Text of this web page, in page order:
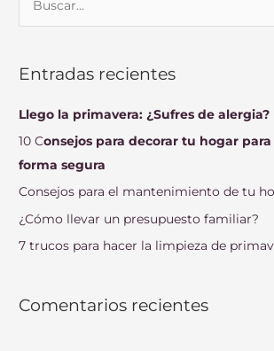
c
r
:
Entradas recientes
Llego la primavera: ¿Sufres de alergia?
10 Consejos para decorar tu hogar
forma segura
Consejos para el mantenimiento de tu
¿Cómo llevar un presupuesto familiar?
7 trucos para hacer la limpieza de
Comentarios recientes